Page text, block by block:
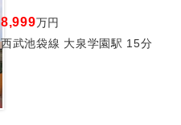
8,999万円
西武池袋線 大泉学園駅 15分